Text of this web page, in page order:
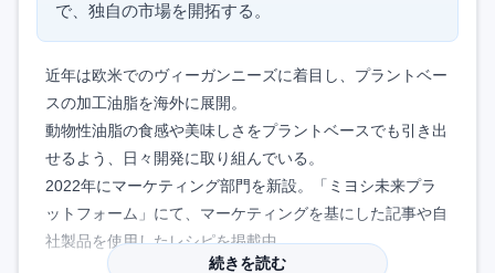
で、独自の市場を開拓する。
近年は欧米でのヴィーガンニーズに着目し、プラントベー
スの加工油脂を海外に展開。
動物性油脂の食感や美味しさをプラントベースでも引き出
せるよう、日々開発に取り組んでいる。
2022年にマーケティング部門を新設。「ミヨシ未来プラ
ットフォーム」にて、マーケティングを基にした記事や自
社製品を使用したレシピを掲載中。
続きを読む